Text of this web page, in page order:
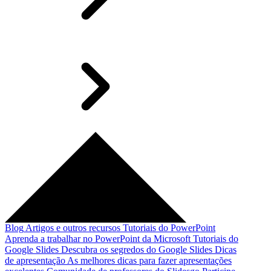
Blog Artigos e outros recursos Tutoriais do PowerPoint
Aprenda a trabalhar no PowerPoint da Microsoft Tutoriais do
Google Slides Descubra os segredos do Google Slides Dicas
de apresentação As melhores dicas para fazer apresentações